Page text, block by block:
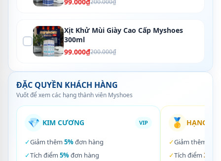
200.000₫
Xịt Khử Mùi Giày Cao Cấp Myshoes
300ml
99.000₫200.000₫
ĐẶC QUYỀN KHÁCH HÀNG
Vuốt để xem các hạng thành viên Myshoes
💎 KIM CƯƠNG VIP
✓Giảm thêm 5%đơn hàng
✓Tích điểm 5%đơn hàng
🥇 HẠNG
✓Giảm thêm
✓Tích điểm 3%